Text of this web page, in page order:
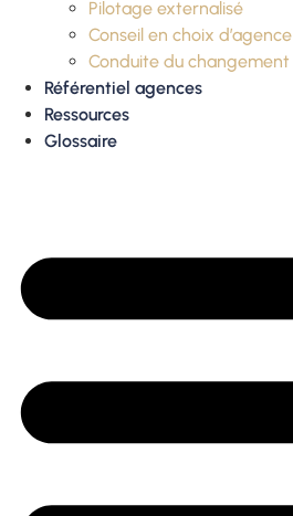
Pilotage externalisé
Conseil en choix d’agence
Conduite du changement
Référentiel agences
Ressources
Glossaire